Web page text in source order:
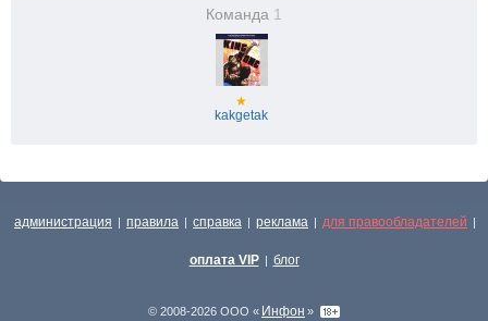
Команда 1
★
kakgetak
администрация | правила | справка | реклама | для правообладателей |
оплата VIP | блог
© 2008-2026 ООО « Инфон »